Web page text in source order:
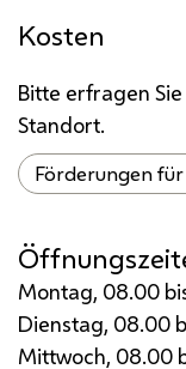
Kosten
Bitte erfragen
Standort.
Förderungen
Montag, 08.00
Dienstag, 08.00
Mittwoch, 08.00